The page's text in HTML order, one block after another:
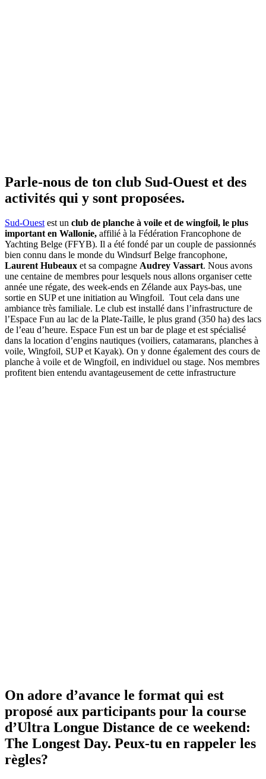
Parle-nous de ton club Sud-Ouest et des
activités qui y sont proposées.
Sud-Ouestest un club de planche à voile et de wingfoil, le plus
important en Wallonie, affilié à la Fédération Francophone de
Yachting Belge (FFYB). Il a été fondé par un couple de passionnés
bien connu dans le monde du Windsurf Belge francophone,
Laurent Hubeaux et sa compagne Audrey Vassart. Nous avons
une centaine de membres pour lesquels nous allons organiser cette
année une régate, des week-ends en Zélande aux Pays-bas, une
sortie en SUP et une initiation au Wingfoil. Tout cela dans une
ambiance très familiale. Le club est installé dans l’infrastructure de
l’Espace Fun au lac de la Plate-Taille, le plus grand (350 ha) des lacs
de l’eau d’heure. Espace Fun est un bar de plage et est spécialisé
dans la location d’engins nautiques (voiliers, catamarans, planches à
voile, Wingfoil, SUP et Kayak). On y donne également des cours de
planche à voile et de Wingfoil, en individuel ou stage. Nos membres
profitent bien entendu avantageusement de cette infrastructure
On adore d’avance le format qui est
proposé aux participants pour la course
d’Ultra Longue Distance de ce weekend:
The Longest Day. Peux-tu en rappeler les
règles?